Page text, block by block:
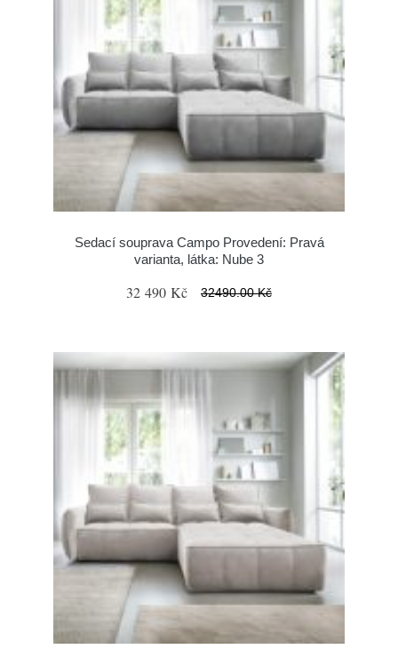
Sedací souprava Campo Provedení: Pravá
varianta, látka: Nube 3
32 490 Kč 32490.00 Kč